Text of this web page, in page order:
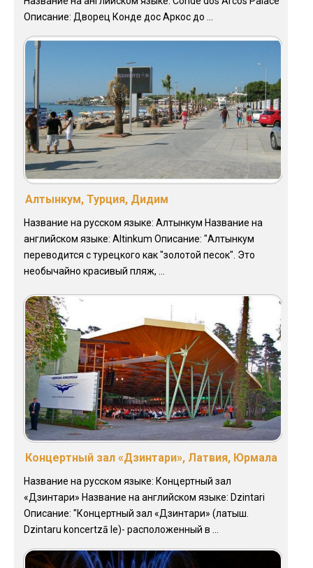
Описание: Дворец Конде дос Аркос до ...
Алтынкум, Турция, Дидим
Название на русском языке: Алтынкум Название на
английском языке: Altinkum Описание: "Алтынкум
переводится с турецкого как "золотой песок". Это
необычайно красивый пляж, ...
Концертный зал «Дзинтари», Латвия, Юрмала
Название на русском языке: Концертный зал
«Дзинтари» Название на английском языке: Dzintari
Описание: "Концертный зал «Дзинтари» (латыш.
Dzintaru koncertzā le)- расположенный в ...